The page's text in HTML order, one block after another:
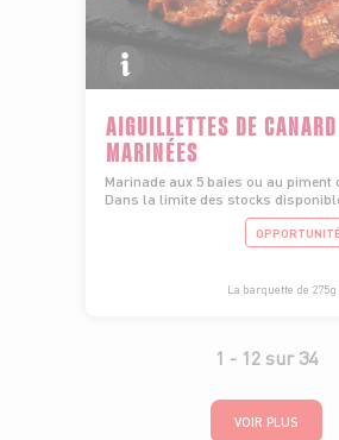
AIGUILLETTES DE CANARD
MARINÉES
Marinade aux 5 baies ou au piment
Dans la limite des stocks
La barquette de
1 - 12sur34
VOIR PLUS